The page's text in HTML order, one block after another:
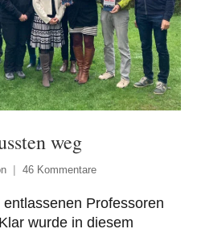
weg
46 Kommentare
Professoren
wurde in diesem